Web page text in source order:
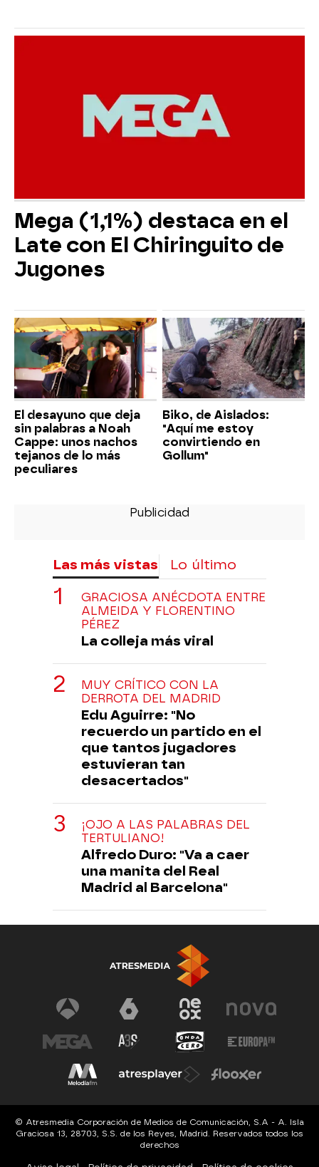
Mega (1,1%) destaca en el
Late con El Chiringuito de
Jugones
El desayuno que deja
sin palabras a Noah
Cappe: unos nachos
tejanos de lo más
peculiares
Biko, de Aislados:
"Aquí me estoy
convirtiendo en
Gollum"
Las más vistas Lo último
GRACIOSA ANÉCDOTA ENTRE
ALMEIDA Y FLORENTINO
PÉREZ
La colleja más viral
MUY CRÍTICO CON LA
DERROTA DEL MADRID
Edu Aguirre: "No
recuerdo un partido en el
que tantos jugadores
estuvieran tan
desacertados"
¡OJO A LAS PALABRAS DEL
TERTULIANO!
Alfredo Duro: "Va a caer
una manita del Real
Madrid al Barcelona"
© Atresmedia Corporación de Medios de Comunicación, S.A - A. Isla
Graciosa 13, 28703, S.S. de los Reyes, Madrid. Reservados todos los
derechos